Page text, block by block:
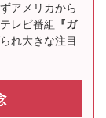
アメリカから
レビ番組 『ガ
れ大きな注目